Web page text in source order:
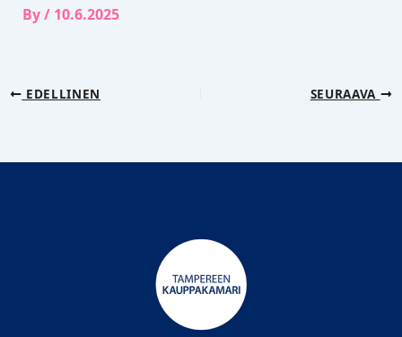
By/ 10.6.2025
EDELLINEN SEURAAVA